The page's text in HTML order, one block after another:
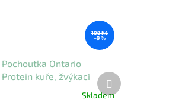
109 Kč
–9 %
Pochoutka Ontario
Protein kuře, žvýkací
kroucená tyčinka (10 ks)
Skladem
Další
produkt